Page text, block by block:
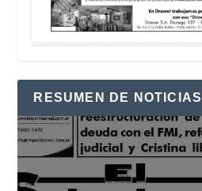
RESUMEN DE NOTICIAS
Reproductor
de
vídeo